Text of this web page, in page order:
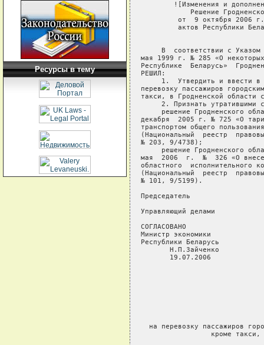
Ресурсы в тему
![Изменения и
Решение
от  9 октября 2006
актов Республики
В  соответствии с
мая 1999 г. № 285 «О
Республике  Беларусь»
РЕШИЛ:
1.  Утвердить и ввести
перевозку пассажиров
такси, в Гродненской области
2. Признать утратившими
решение Гродненского
декабря  2005 г. № 725 «О
транспортом общего
(Национальный  реестр
№ 203, 9/4738);
решение Гродненского
мая  2006  г.  №  326 «О
областного
(Национальный  реестр
№ 101, 9/5199).
Председатель
Управляющий делами
Министр экономики
Республики Беларусь
       Н.П.Зайченко
       19.07.2006
на перевозку пассажиров
кроме такси,